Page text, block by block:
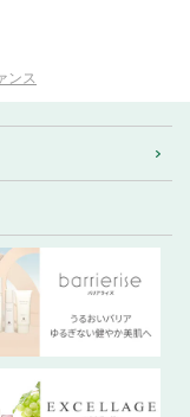
ンス